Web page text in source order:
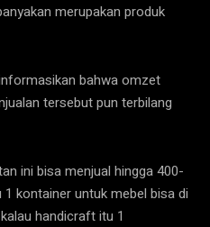
merupakan produk
bahwa omzet
tersebut pun terbilang
ini bisa menjual hingga 400-
kontainer untuk mebel bisa di
handicraft itu 1